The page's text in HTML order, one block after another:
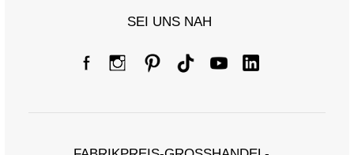
SEI UNS NAH